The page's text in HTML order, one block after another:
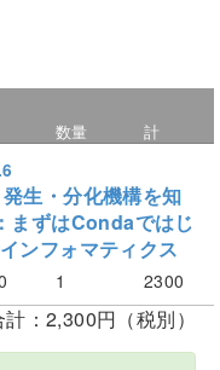
数量
計
生・分化機構を知
まずはCondaではじ
ンフォマティクス
1 2300
：2,300円（税別）